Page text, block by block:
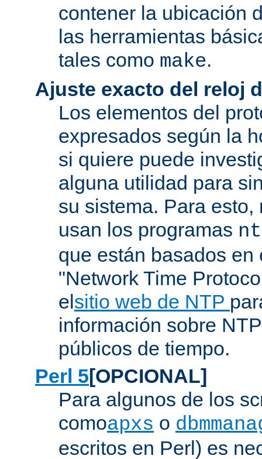
contener la ubicación
las herramientas
tales como make.
Ajuste exacto del reloj
Los elementos del
expresados según la
si quiere puede
alguna utilidad para
su sistema. Para esto,
usan los programas
que están basados en
"Network Time
elsitio web de NTP
información sobre
públicos de tiempo.
Perl 5[OPCIONAL]
Para algunos de los
comoapxs o
escritos en Perl) es